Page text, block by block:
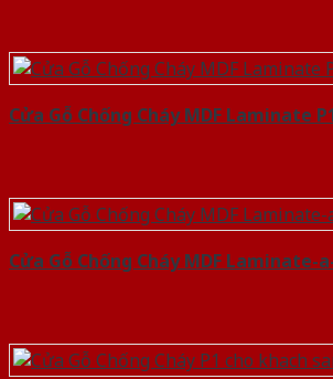
Cửa Gỗ Chống Cháy MDF Laminate
Cửa Gỗ Chống Cháy MDF Laminate-